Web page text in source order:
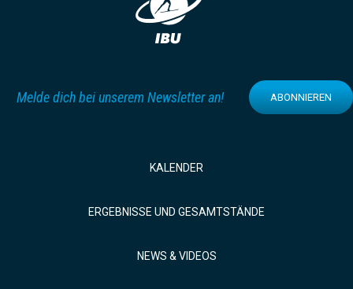
Melde dich bei unserem Newsletter an! ABONNIEREN
KALENDER
ERGEBNISSE UND GESAMTSTÄNDE
NEWS & VIDEOS